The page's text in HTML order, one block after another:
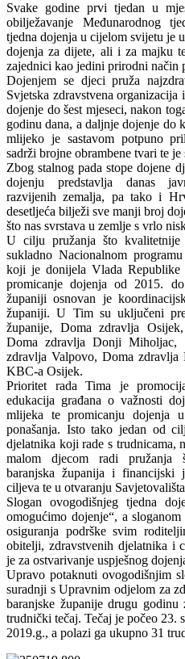
Svake godine prvi tjedan u
obilježavanje Međunarodnog
tjedna dojenja u cijelom svijetu je
dojenja za dijete, ali i za majku
zajednici kao jedini prirodni način
Dojenjem se djeci pruža
Svjetska zdravstvena
dojenje do šest mjeseci, nakon
godinu dana, a daljnje dojenje do
mlijeko je sastavom potpuno
sadrži brojne obrambene tvari te
Zbog stalnog pada stope dojene
dojenju predstavlja danas
razvijenih zemalja, pa tako i
desetljeća bilježi sve manji broj
što nas svrstava u zemlje s vrlo
U cilju pružanja što
sukladno Nacionalnom
koji je donijela Vlada
promicanje dojenja od 2015.
županiji osnovan je
županiji. U Tim su uključeni
županije, Doma zdravlja
Doma zdravlja Donji Miholjac,
zdravlja Valpovo, Doma
KBC-a Osijek.
Prioritet rada Tima je
edukacija građana o važnosti
mlijeka te promicanju dojenja
ponašanja. Isto tako jedan od
djelatnika koji rade s trudnicama,
malom djecom radi pružanja
baranjska županija i financijski
ciljeva te u otvaranju
Slogan ovogodišnjeg tjedna
omogućimo dojenje“, a
osiguranja podrške svim
obitelji, zdravstvenih djelatnika i
je za ostvarivanje uspješnog
Upravo potaknuti ovogodišnjim
suradnji s Upravnim odjelom za
baranjske županije drugu godinu
trudnički tečaj. Tečaj je počeo 23.
2019.g., a polazi ga ukupno 31